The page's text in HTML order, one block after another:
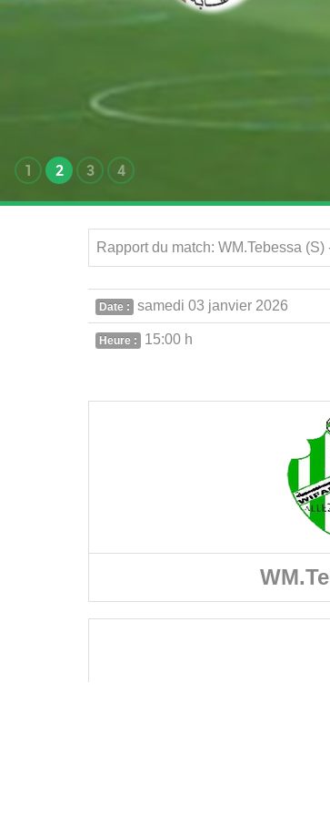
1 2 3 4
Rapport du match: WM.Tebessa
Date : samedi 03 janvier 2026
Heure : 15:00 h